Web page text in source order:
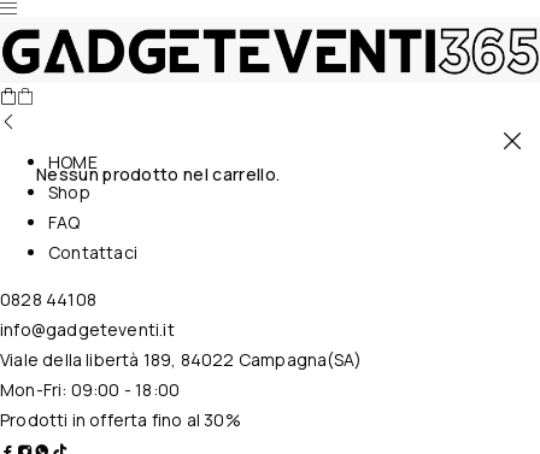
Nessun prodotto nel carrello.
HOME
Shop
FAQ
Contattaci
0828 44108
info@gadgeteventi.it
Viale della libertà 189, 84022 Campagna(SA)
Mon-Fri: 09:00 - 18:00
Prodotti in offerta fino al 30%